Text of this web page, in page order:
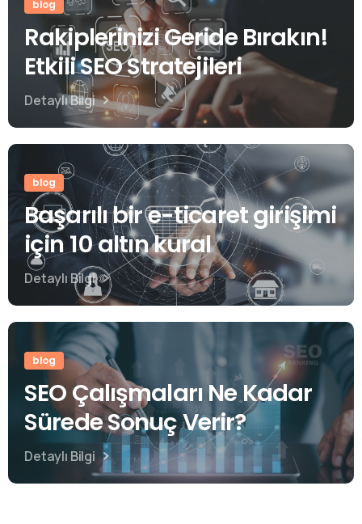
blog
Rakiplerinizi Geride Bırakın!
Etkili SEO Stratejileri
Detaylı Bilgi
blog
Başarılı bir e-ticaret girişimi
için 10 altın kural
Detaylı Bilgi
blog
SEO Çalışmaları Ne Kadar
Sürede Sonuç Verir?
Detaylı Bilgi